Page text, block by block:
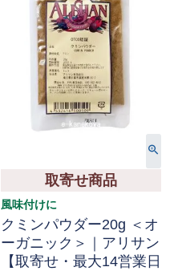
取寄せ商品
風味付けに
クミンパウダー20g ＜オ
ーガニック＞｜アリサン
【取寄せ・最大14営業日